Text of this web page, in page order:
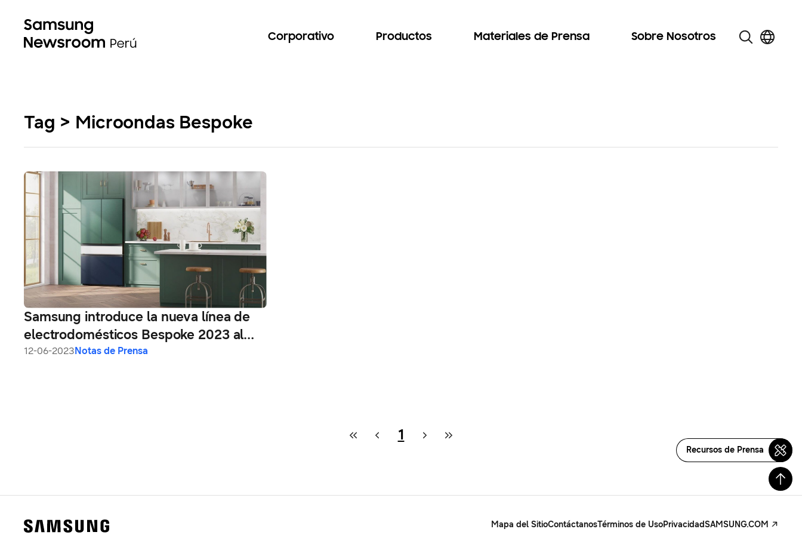
Corporativo Productos Materiales de Prensa Sobre Nosotros
Tag > Microondas Bespoke
Samsung introduce la nueva línea de
electrodomésticos Bespoke 2023 al
mercado peruano
12-06-2023Notas de Prensa
1
Recursos de Prensa
Mapa del SitioContáctanosTérminos de UsoPrivacidadSAMSUNG.COM